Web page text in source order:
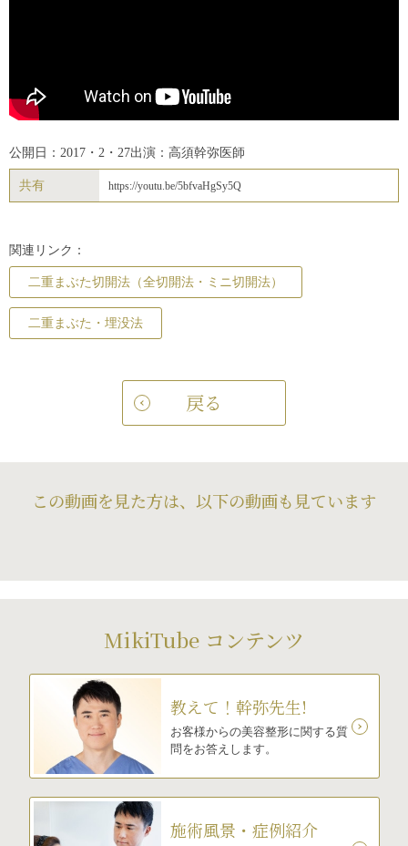
公開日：2017・2・27出演：高須幹弥医師
共有 https://youtu.be/5bfvaHgSy5Q
関連リンク：
二重まぶた切開法（全切開法・ミニ切開法）
二重まぶた・埋没法
戻る
この動画を見た方は、以下の動画も見ています
MikiTube コンテンツ
教えて！幹弥先生!
お客様からの美容整形に関する質
問をお答えします。
施術風景・症例紹介